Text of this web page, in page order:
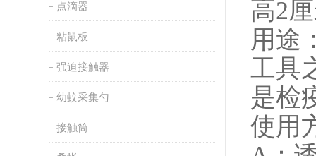
点滴器
粘鼠板
强迫接触器
幼蚊采集勺
接触筒
高2
用途
工具
是检
使用